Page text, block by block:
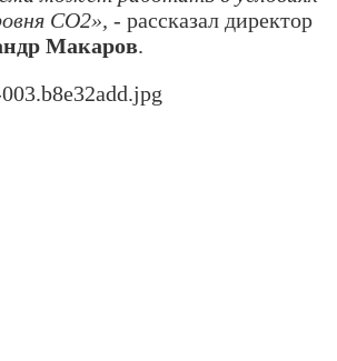
СО2», - рассказал директор
Макаров.